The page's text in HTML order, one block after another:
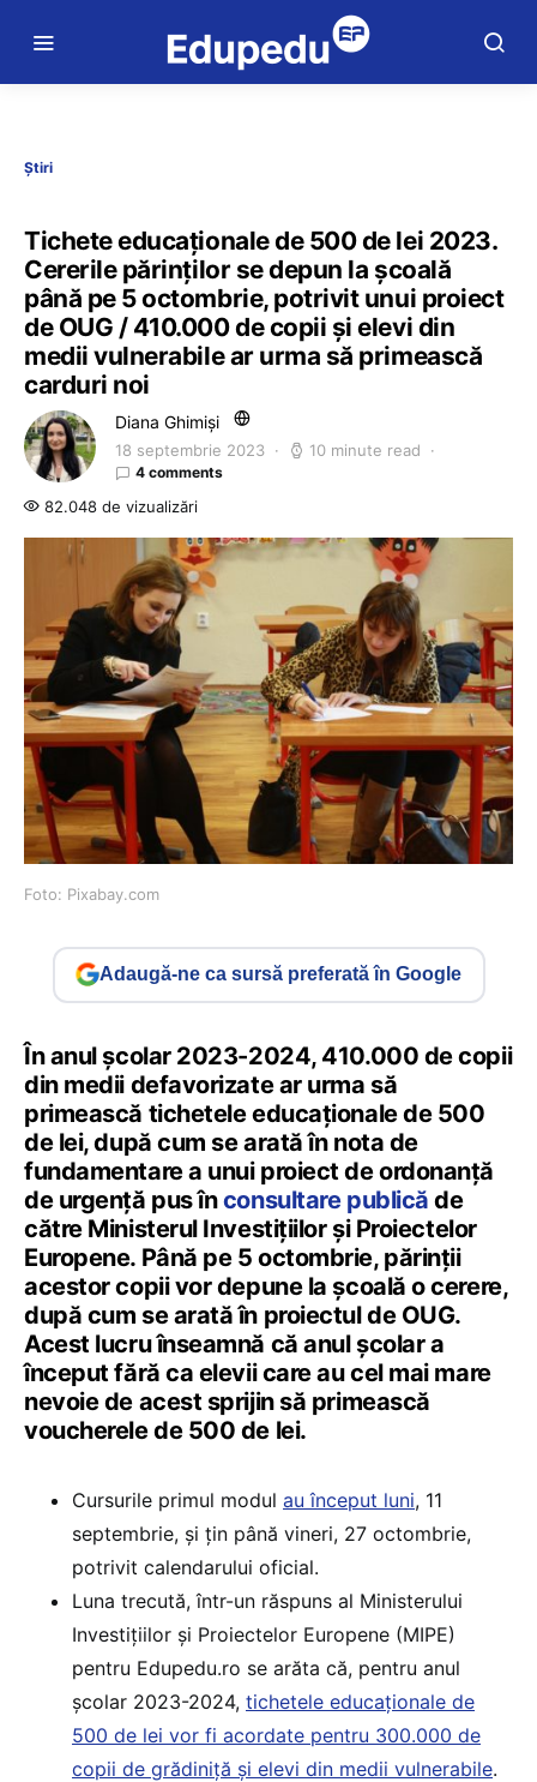
Știri
Tichete educaționale de 500 de lei 2023.
Cererile părinților se depun la școală
până pe 5 octombrie, potrivit unui proiect
de OUG / 410.000 de copii și elevi din
medii vulnerabile ar urma să primească
carduri noi
Diana Ghimiși
18 septembrie 2023 10 minute read
4 comments
82.048 de vizualizări
Foto: Pixabay.com
Adaugă-ne ca sursă preferată în Google
În anul școlar 2023-2024, 410.000 de copii
din medii defavorizate ar urma să
primească tichetele educaționale de 500
de lei, după cum se arată în nota de
fundamentare a unui proiect de ordonanță
de urgență pus înconsultare publică de
către Ministerul Investițiilor și Proiectelor
Europene. Până pe 5 octombrie, părinții
acestor copii vor depune la școală o cerere,
după cum se arată în proiectul de OUG.
Acest lucru înseamnă că anul școlar a
început fără ca elevii care au cel mai mare
nevoie de acest sprijin să primească
voucherele de 500 de lei.
Cursurile primul modul au început luni, 11
septembrie, și țin până vineri, 27 octombrie,
potrivit calendarului oficial.
Luna trecută, într-un răspuns al Ministerului
Investițiilor și Proiectelor Europene (MIPE)
pentru Edupedu.ro se arăta că, pentru anul
școlar 2023-2024, tichetele educaționale de
500 de lei vor fi acordate pentru 300.000 de
copii de grădiniță și elevi din medii vulnerabile.